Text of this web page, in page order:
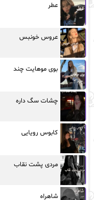
عطر
عروس خونبس
بوی موهایت چند
چشات سگ داره
کابوس رویایی
مردی پشت نقاب
شاهراه